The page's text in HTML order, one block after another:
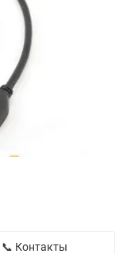
📞 Контакты